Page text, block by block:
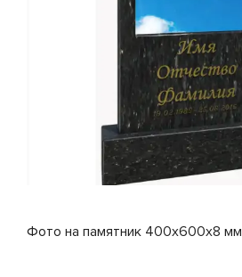
Фото на памятник 400x600x8 мм